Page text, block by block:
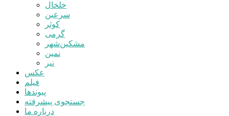
خلخال
سرعین
کوثر
گرمی
مشکین‌شهر
نمین
نیر
عکس
فیلم
پیوندها
جستجوی پیشرفته
درباره ما